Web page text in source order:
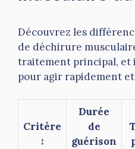
Découvrez les
de déchirure
traitement principal, et
pour agir rapidement
Critère
↕
Durée
de
guérison